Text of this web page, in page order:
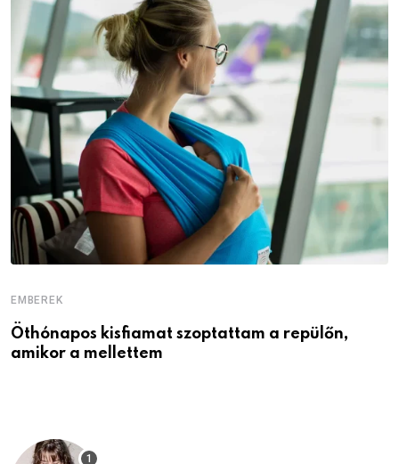
EMBEREK
Öthónapos kisfiamat szoptattam a repülőn,
amikor a mellettem